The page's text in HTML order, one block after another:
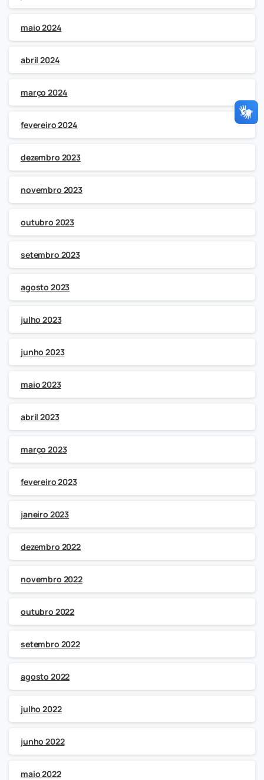
maio 2024
abril 2024
março 2024
fevereiro 2024
dezembro 2023
novembro 2023
outubro 2023
setembro 2023
agosto 2023
julho 2023
junho 2023
maio 2023
abril 2023
março 2023
fevereiro 2023
janeiro 2023
dezembro 2022
novembro 2022
outubro 2022
setembro 2022
agosto 2022
julho 2022
junho 2022
maio 2022